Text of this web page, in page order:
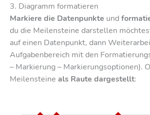
3. Diagramm formatieren
Markiere die Datenpunkte und
du die Meilensteine darstellen
auf einen Datenpunkt, dann
Aufgabenbereich mit den
– Markierung – Markierungsoptionen).
Meilensteine als Raute dargestellt: